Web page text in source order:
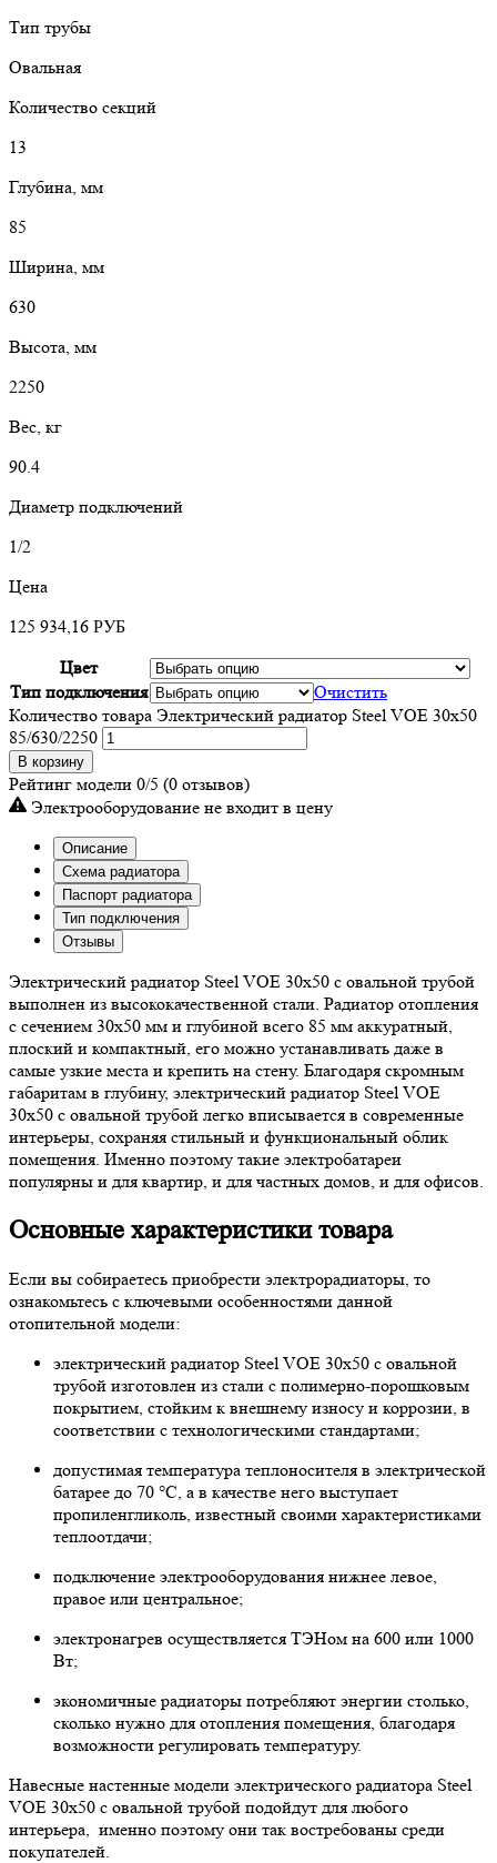
Тип трубы
Овальная
Количество секций
13
Глубина, мм
85
Ширина, мм
630
Высота, мм
2250
Вес, кг
90.4
Диаметр подключений
1/2
Цена
125 934,16 РУБ
Цвет
Тип подключения
Очистить
Количество товара Электрический радиатор Steel VOE 30x50
85/630/2250
В корзину
Рейтинг модели 0/5 (0 отзывов)
Электрооборудование не входит в цену
Описание
Схема радиатора
Паспорт радиатора
Тип подключения
Отзывы
Электрический радиатор Steel VOE 30х50 с овальной трубой
выполнен из высококачественной стали. Радиатор отопления
с сечением 30х50 мм и глубиной всего 85 мм аккуратный,
плоский и компактный, его можно устанавливать даже в
самые узкие места и крепить на стену. Благодаря скромным
габаритам в глубину, электрический радиатор Steel VOE
30х50 с овальной трубой легко вписывается в современные
интерьеры, сохраняя стильный и функциональный облик
помещения. Именно поэтому такие электробатареи
популярны и для квартир, и для частных домов, и для офисов.
Основные характеристики товара
Если вы собираетесь приобрести электрорадиаторы, то
ознакомьтесь с ключевыми особенностями данной
отопительной модели:
электрический радиатор Steel VOE 30х50 с овальной
трубой изготовлен из стали с полимерно-порошковым
покрытием, стойким к внешнему износу и коррозии, в
соответствии с технологическими стандартами;
допустимая температура теплоносителя в электрической
батарее до 70 °C, а в качестве него выступает
пропиленгликоль, известный своими характеристиками
теплоотдачи;
подключение электрооборудования нижнее левое,
правое или центральное;
электронагрев осуществляется ТЭНом на 600 или 1000
Вт;
экономичные радиаторы потребляют энергии столько,
сколько нужно для отопления помещения, благодаря
возможности регулировать температуру.
Навесные настенные модели электрического радиатора Steel
VOE 30х50 с овальной трубой подойдут для любого
интерьера, именно поэтому они так востребованы среди
покупателей.